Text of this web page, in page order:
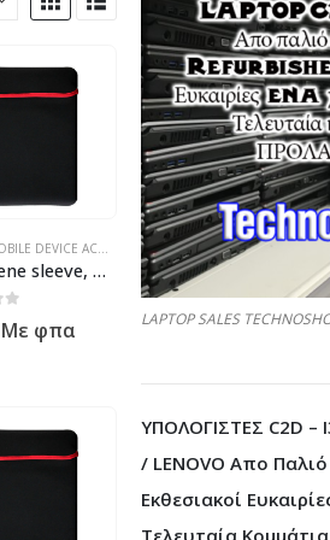
ΗΛΕΚΤΡΟΝΙΚΆ
ΚΙΝΗΤΉΣ ΤΗΛΕΦΩΝΊΑΣ - ΗΛΕΚΤΡΟΝΙΚΆ
,ΠΡΟΪΌΝΤΑ ΠΛΗΡΟΦΟΡΙΚΉΣ - ΚΙΝΗΤΉΣ
DEVICE ACCESORIES ,UNIVERSAL,ΠΡΟΪΌΝΤΑ
Neoprene sleeve, No Brand, For Laptop/Tablet, 7″, Black – 45243
Με φπα
LAPTOP SALES
ΥΠΟΛΟΓΙΣΤΕΣ C2D –
/ LENOVO Απο
Εκθεσιακοί
Τελευταία